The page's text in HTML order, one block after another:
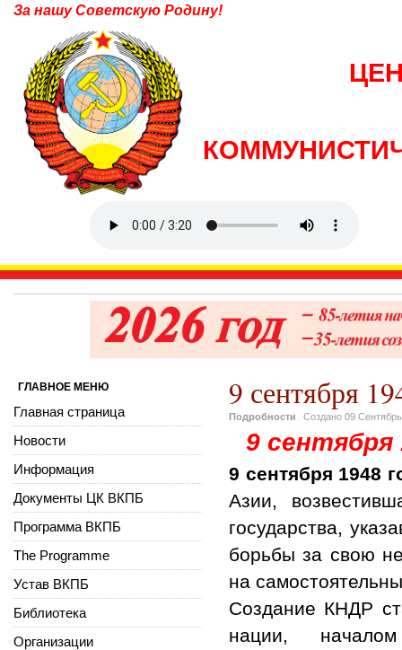
За нашу Советскую Родину!
9 сентября
Подробности Создано 09
9 сентября
9 сентября 1948
Азии,
государства,
борьбы за свою
на
Создание КНДР
нации,
ГЛАВНОЕ МЕНЮ
Главная страница
Новости
Информация
Документы ЦК ВКПБ
Программа ВКПБ
The Programme
Устав ВКПБ
Библиотека
Организации